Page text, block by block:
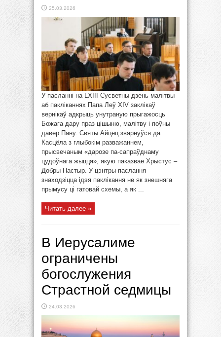
25.03.2026
У пасланні на LXIII Сусветны дзень малітвы
аб пакліканнях Папа Леў XIV заклікаў
вернікаў адкрыць унутраную прыгажосць
Божага дару праз цішыню, малітву і поўны
давер Пану. Святы Айцец звярнуўся да
Касцёла з глыбокім разважаннем,
прысвечаным «дарозе па-сапраўднаму
цудоўнага жыцця», якую паказвае Хрыстус –
Добры Пастыр. У цэнтры паслання
знаходзіцца ідэя паклікання не як знешняга
прымусу ці гатовай схемы, а як ...
Читать далее »
В Иерусалиме
ограничены
богослужения
Страстной седмицы
24.03.2026